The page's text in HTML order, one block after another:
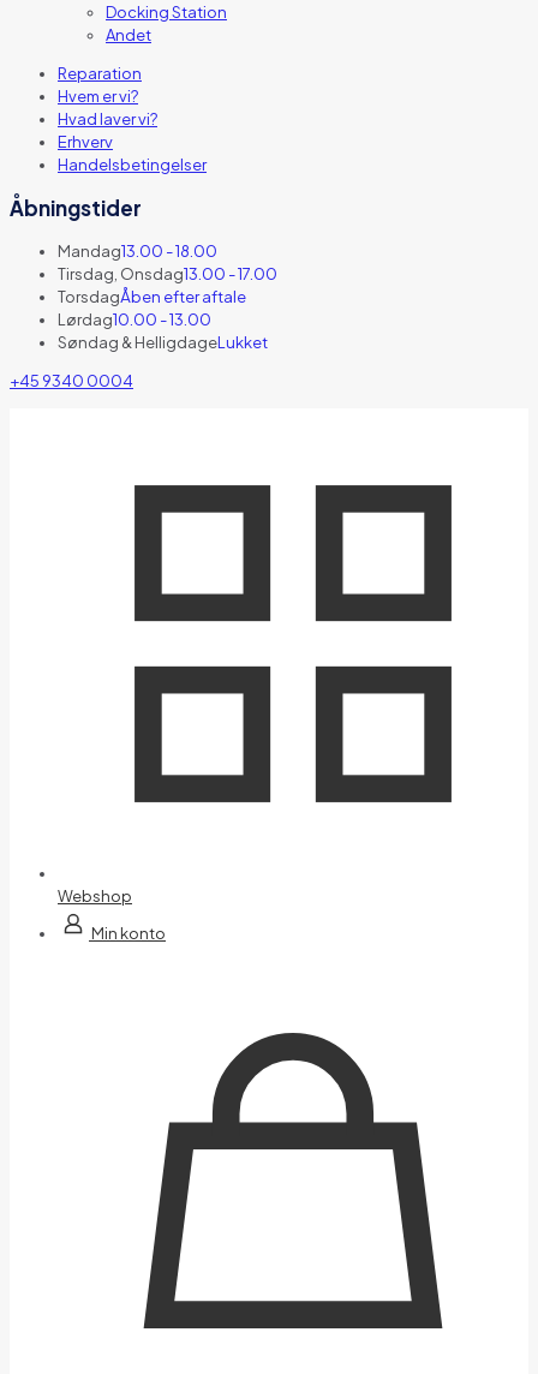
Docking Station
Andet
Reparation
Hvem er vi?
Hvad laver vi?
Erhverv
Handelsbetingelser
Åbningstider
Mandag13.00 - 18.00
Tirsdag, Onsdag13.00 - 17.00
TorsdagÅben efter aftale
Lørdag10.00 - 13.00
Søndag & HelligdageLukket
+45 9340 0004
Webshop
Min konto